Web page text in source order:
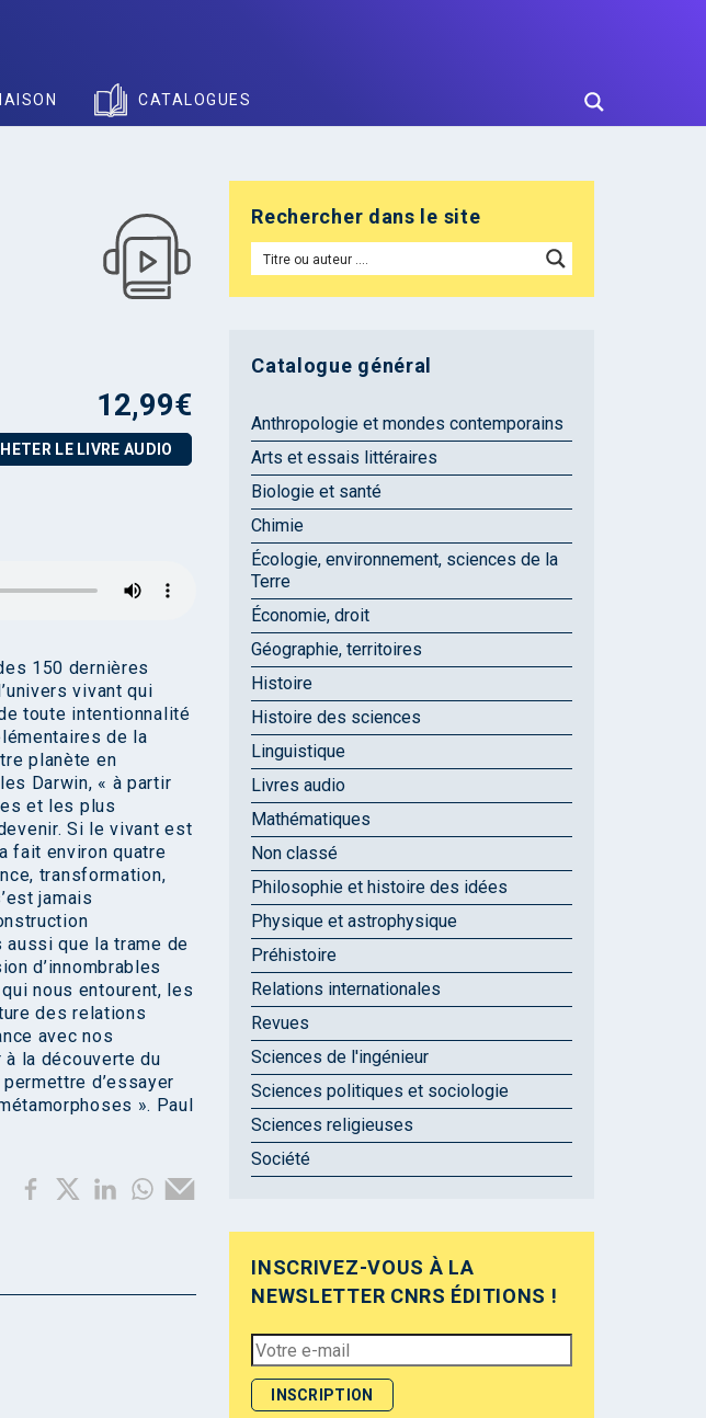
CATALOGUES
12,99€
LE LIVRE AUDIO
150 dernières
vivant qui
toute intentionnalité
de la
planète en
Darwin, « à partir
et les plus
Si le vivant est
fait environ quatre
transformation,
jamais
aussi que la trame de
d’innombrables
nous entourent, les
des relations
avec nos
la découverte du
d’essayer
». Paul
Rechercher dans le site
Catalogue général
Anthropologie et mondes contemporains
Arts et essais littéraires
Biologie et santé
Chimie
Écologie, environnement, sciences de la
Terre
Économie, droit
Géographie, territoires
Histoire
Histoire des sciences
Linguistique
Livres audio
Mathématiques
Non classé
Philosophie et histoire des idées
Physique et astrophysique
Préhistoire
Relations internationales
Revues
Sciences de l'ingénieur
Sciences politiques et sociologie
Sciences religieuses
Société
INSCRIVEZ-VOUS À LA
NEWSLETTER CNRS ÉDITIONS !